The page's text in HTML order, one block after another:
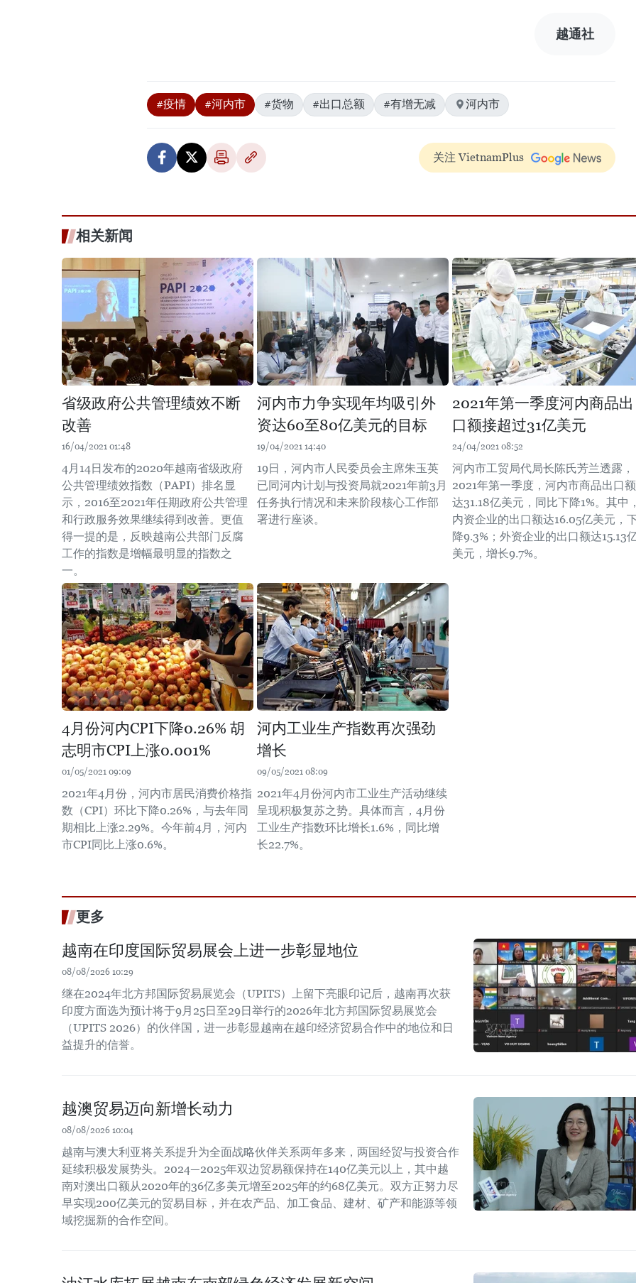
越通社
#疫情 #河内市 #货物 #出口总额 #有增无减 河内市
关注 VietnamPlus
相关新闻
省级政府公共管理绩效不断
改善
16/04/2021 01:48
4月14日发布的2020年越南省级政府
公共管理绩效指数（PAPI）排名显
示，2016至2021年任期政府公共管理
和行政服务效果继续得到改善。更值
得一提的是，反映越南公共部门反腐
工作的指数是增幅最明显的指数之
一。
河内市力争实现年均吸引外
资达60至80亿美元的目标
19/04/2021 14:40
19日，河内市人民委员会主席朱玉英
已同河内计划与投资局就2021年前3月
任务执行情况和未来阶段核心工作部
署进行座谈。
2021年第一季度河内商品出
口额接超过31亿美元
24/04/2021 08:52
河内市工贸局代局长陈氏芳兰透露，
2021年第一季度，河内市商品出口额
达31.18亿美元，同比下降1%。其中，
内资企业的出口额达16.05亿美元，
降9.3%；外资企业的出口额达15.13
美元，增长9.7%。
4月份河内CPI下降0.26% 胡
志明市CPI上涨0.001%
01/05/2021 09:09
2021年4月份，河内市居民消费价格指
数（CPI）环比下降0.26%，与去年同
期相比上涨2.29%。今年前4月，河内
市CPI同比上涨0.6%。
河内工业生产指数再次强劲
增长
09/05/2021 08:09
2021年4月份河内市工业生产活动继续
呈现积极复苏之势。具体而言，4月份
工业生产指数环比增长1.6%，同比增
长22.7%。
更多
越南在印度国际贸易展会上进一步彰显地位
08/08/2026 10:29
继在2024年北方邦国际贸易展览会（UPITS）上留下亮眼印记后，越南再次获
印度方面选为预计将于9月25日至29日举行的2026年北方邦国际贸易展览会
（UPITS 2026）的伙伴国，进一步彰显越南在越印经济贸易合作中的地位和日
益提升的信誉。
越澳贸易迈向新增长动力
08/08/2026 10:04
越南与澳大利亚将关系提升为全面战略伙伴关系两年多来，两国经贸与投资合作
延续积极发展势头。2024—2025年双边贸易额保持在140亿美元以上，其中越
南对澳出口额从2020年的36亿多美元增至2025年的约68亿美元。双方正努力尽
早实现200亿美元的贸易目标，并在农产品、加工食品、建材、矿产和能源等领
域挖掘新的合作空间。